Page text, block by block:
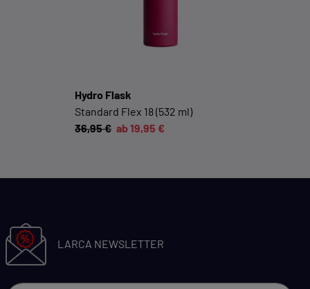
Hydro Flask
Standard Flex 18 (532 ml)
36,95 € ab 19,95 €
LARCA NEWSLETTER